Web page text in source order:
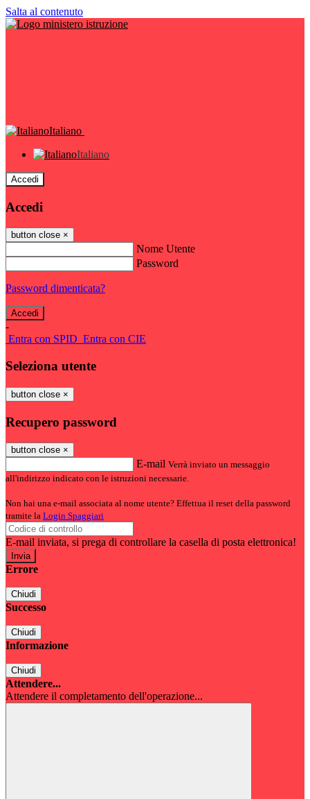
Salta al contenuto
Italiano
Italiano
Accedi
Accedi
button close ×
Nome Utente
Password
Password dimenticata?
-
Entra con SPID Entra con CIE
Seleziona utente
button close ×
Recupero password
button close ×
E-mail Verrà inviato un messaggio
all'indirizzo indicato con le istruzioni necessarie.
Non hai una e-mail associata al nome utente? Effettua il reset della password
tramite la Login Spaggiari
E-mail inviata, si prega di controllare la casella di posta elettronica!
Errore
Chiudi
Successo
Chiudi
Informazione
Chiudi
Attendere...
Attendere il completamento dell'operazione...